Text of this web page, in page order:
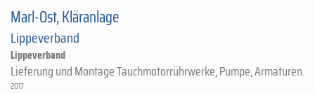
Marl-Ost, Kläranlage
Lippeverband
Lippeverband
Lieferung und Montage Tauchmotorrührwerke, Pumpe, Armaturen.
2017